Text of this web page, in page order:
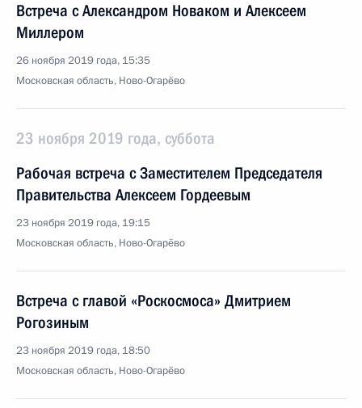
Встреча с Александром Новаком и Алексеем
Миллером
26 ноября 2019 года, 15:35
Московская область, Ново-Огарёво
23 ноября 2019 года, суббота
Рабочая встреча с Заместителем Председателя
Правительства Алексеем Гордеевым
23 ноября 2019 года, 19:15
Московская область, Ново-Огарёво
Встреча с главой «Роскосмоса» Дмитрием
Рогозиным
23 ноября 2019 года, 18:50
Московская область, Ново-Огарёво